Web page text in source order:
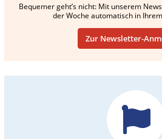
Bequemer geht’s nicht: Mit unserem
der Woche automatisch in
Zur Newsletter-